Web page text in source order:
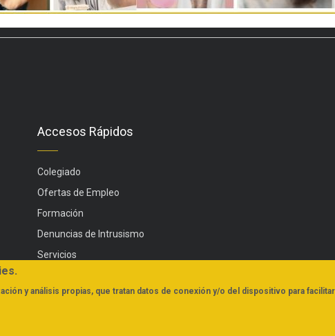
Accesos Rápidos
Colegiado
Ofertas de Empleo
Formación
Denuncias de Intrusismo
Servicios
FAQs
y análisis propias, que tratan datos de conexión y/o del dispositivo para